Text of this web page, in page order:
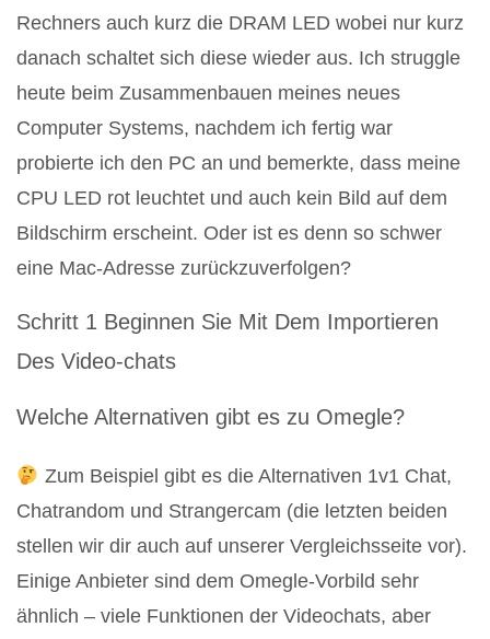
Rechners auch kurz die DRAM LED wobei nur kurz
danach schaltet sich diese wieder aus. Ich struggle
heute beim Zusammenbauen meines neues
Computer Systems, nachdem ich fertig war
probierte ich den PC an und bemerkte, dass meine
CPU LED rot leuchtet und auch kein Bild auf dem
Bildschirm erscheint. Oder ist es denn so schwer
eine Mac-Adresse zurückzuverfolgen?
Schritt 1 Beginnen Sie Mit Dem Importieren
Des Video-chats
Welche Alternativen gibt es zu Omegle?
Zum Beispiel gibt es die Alternativen 1v1 Chat,
Chatrandom und Strangercam (die letzten beiden
stellen wir dir auch auf unserer Vergleichsseite vor).
Einige Anbieter sind dem Omegle-Vorbild sehr
ähnlich – viele Funktionen der Videochats, aber